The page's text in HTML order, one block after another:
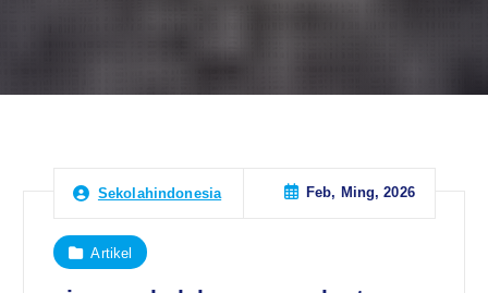
Sekolahindonesia Feb, Ming, 2026
Artikel